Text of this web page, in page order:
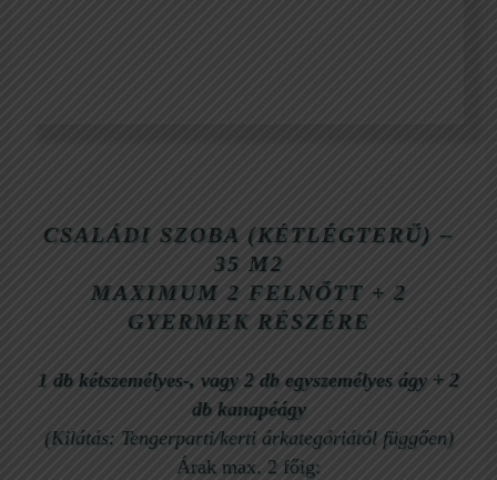
CSALÁDI SZOBA (KÉTLÉGTERŰ) –
35 M2
MAXIMUM 2 FELNŐTT + 2
GYERMEK RÉSZÉRE
1 db kétszemélyes-, vagy 2 db egyszemélyes ágy + 2
db kanapéágy
(Kilátás: Tengerparti/kerti árkategóriától függően)
Árak max. 2 főig: